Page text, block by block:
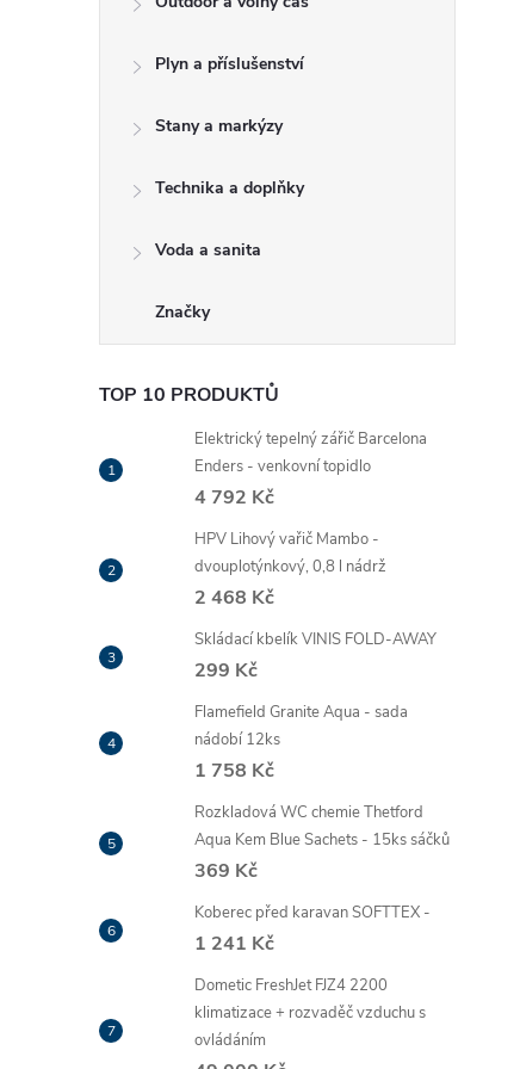
Plyn a příslušenství
Stany a markýzy
Technika a doplňky
Voda a sanita
Značky
TOP 10 PRODUKTŮ
Elektrický tepelný zářič Barcelona
Enders - venkovní topidlo
4 792 Kč
HPV Lihový vařič Mambo -
dvouplotýnkový, 0,8 l nádrž
2 468 Kč
Skládací kbelík VINIS FOLD-AWAY
299 Kč
Flamefield Granite Aqua - sada
nádobí 12ks
1 758 Kč
Rozkladová WC chemie Thetford
Aqua Kem Blue Sachets - 15ks sáčků
369 Kč
Koberec před karavan SOFTTEX -
1 241 Kč
Dometic FreshJet FJZ4 2200
klimatizace + rozvaděč vzduchu s
ovládáním